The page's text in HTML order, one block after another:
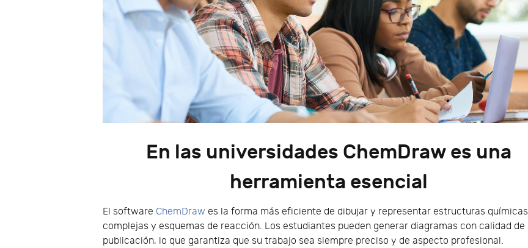
En las universidades ChemDraw es una
herramienta esencial
El software ChemDraw es la forma más eficiente de dibujar y representar estructuras químicas
complejas y esquemas de reacción. Los estudiantes pueden generar diagramas con calidad de
publicación, lo que garantiza que su trabajo sea siempre preciso y de aspecto profesional.